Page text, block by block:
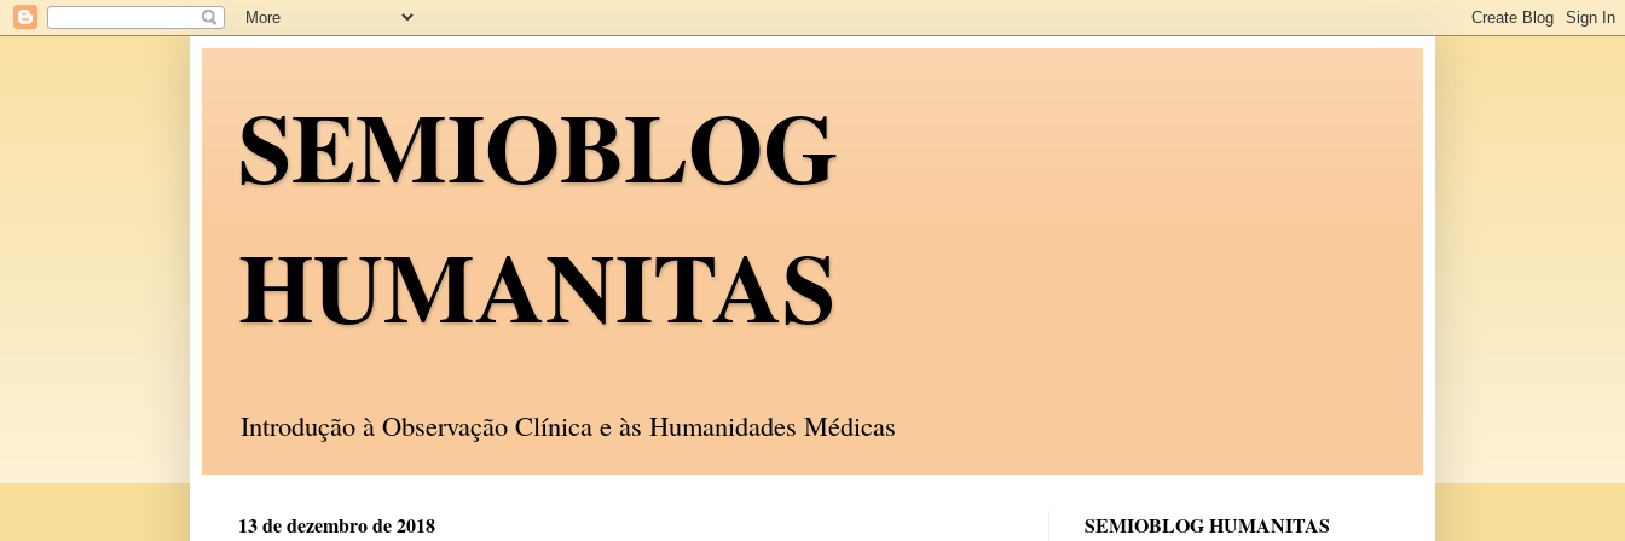
SEMIOBLOG
HUMANITAS
Introdução à Observação Clínica e às Humanidades Médicas
13 de dezembro de 2018 SEMIOBLOG HUMANITAS